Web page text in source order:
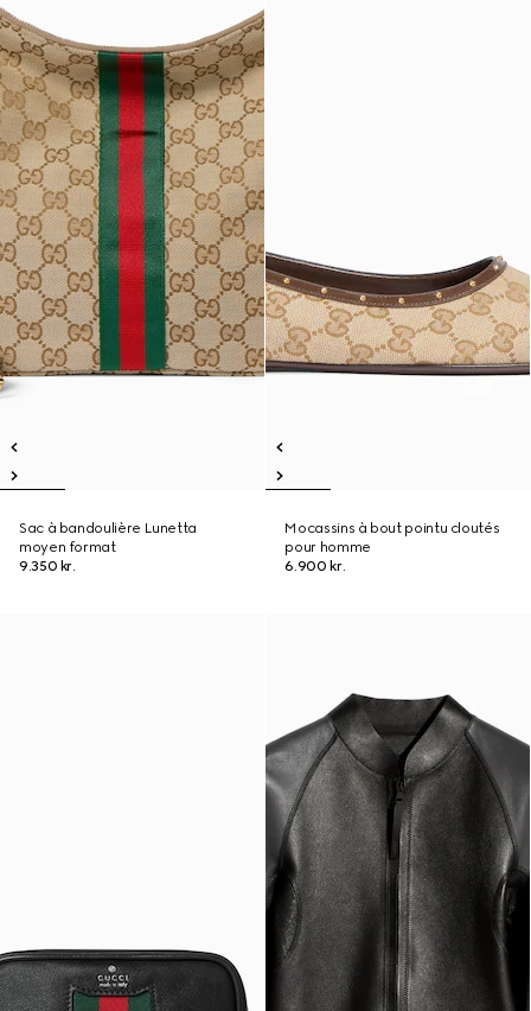
Sac à bandoulière Lunetta
moyen format
9.350 kr.
Mocassins à bout pointu cloutés
pour homme
6.900 kr.